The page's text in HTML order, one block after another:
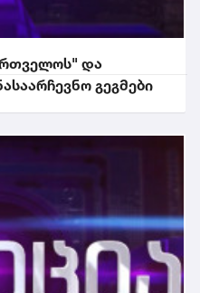
და
გეგმები